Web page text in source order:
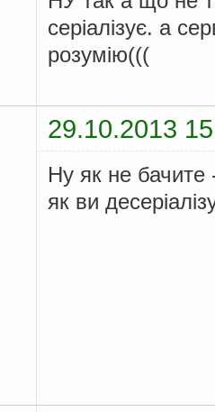
серіалізує. а
розумію(((
29.10.2013
Ну як не
як ви